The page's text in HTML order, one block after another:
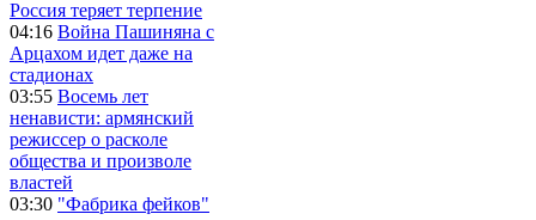
Россия теряет терпение
04:16 Война Пашиняна с
Арцахом идет даже на
стадионах
03:55 Восемь лет
ненависти: армянский
режиссер о расколе
общества и произволе
властей
03:30 "Фабрика фейков"